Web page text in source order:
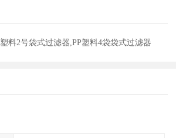
料2号袋式过滤器,PP塑料4袋袋式过滤器